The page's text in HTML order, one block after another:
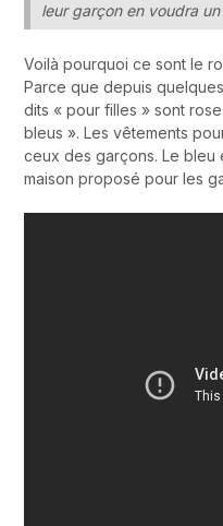
leur garçon en voudra
Voilà pourquoi ce sont le
Parce que depuis
dits « pour filles » sont
bleus ». Les vêtements
ceux des garçons. Le bleu
maison proposé pour les